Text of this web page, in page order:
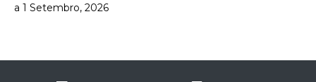
a 1 Setembro, 2026